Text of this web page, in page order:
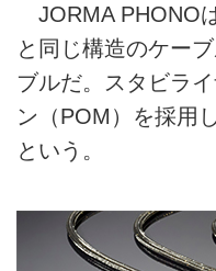
JORMA PHONO
と同じ構造のケー
ブルだ。スタビラ
ン（POM）を採用
という。